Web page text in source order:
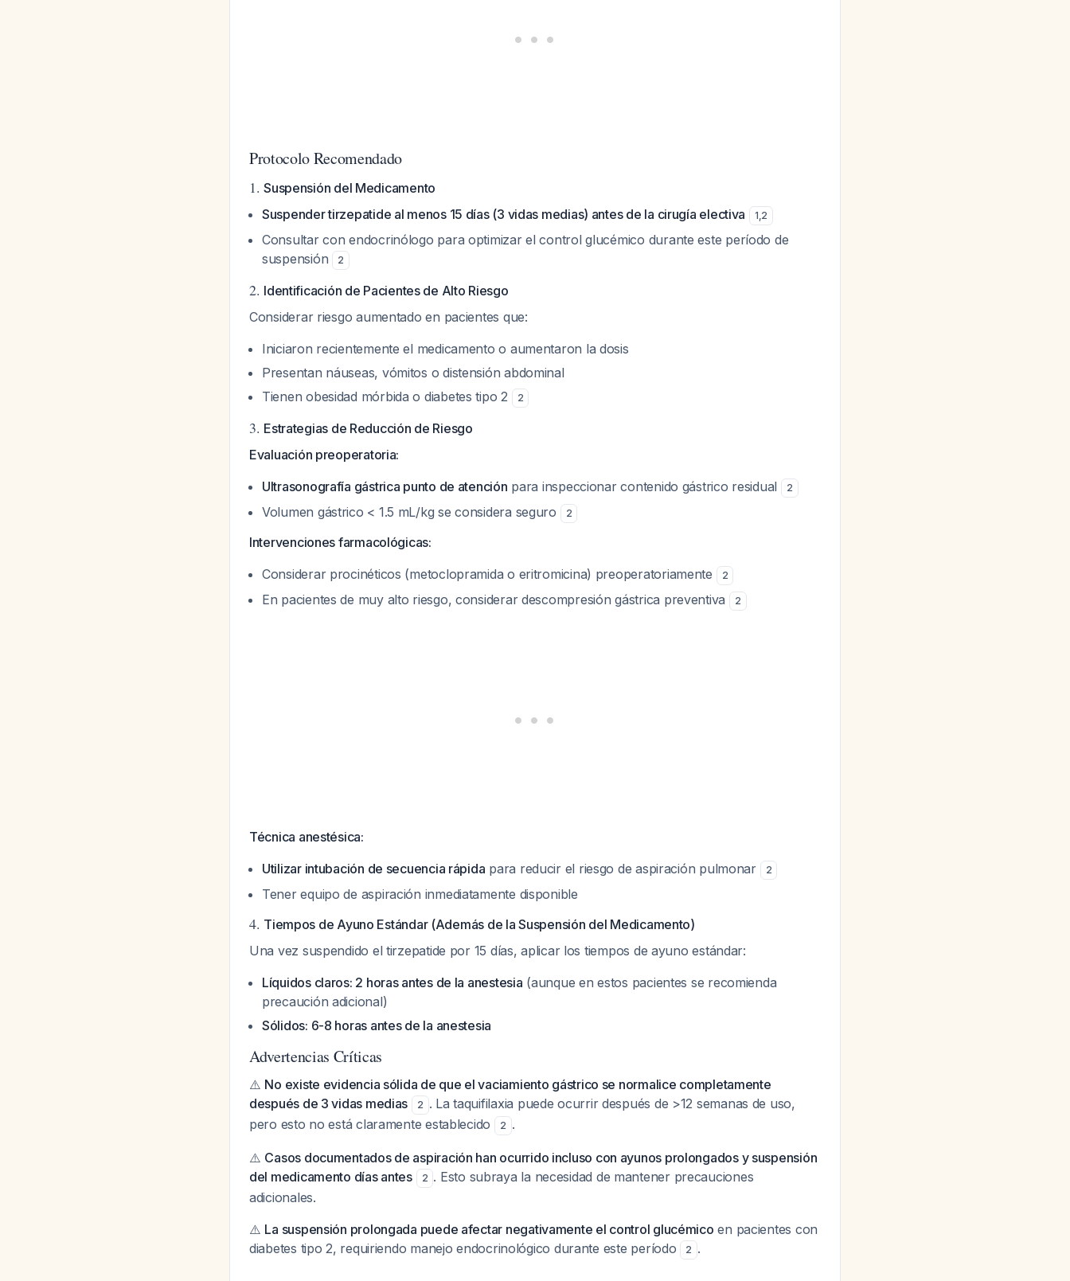
Protocolo Recomendado
1.Suspensión del Medicamento
Suspender tirzepatide al menos 15 días (3 vidas medias) antes de la cirugía electiva
1,2
Consultar con endocrinólogo para optimizar el control glucémico durante este período de
suspensión
2
2. Identificación de Pacientes de Alto Riesgo
Considerar riesgo aumentado en pacientes que:
Iniciaron recientemente el medicamento o aumentaron la dosis
Presentan náuseas, vómitos o distensión abdominal
Tienen obesidad mórbida o diabetes tipo 2
2
3. Estrategias de Reducción de Riesgo
Evaluación preoperatoria:
Ultrasonografía gástrica punto de atención para inspeccionar contenido gástrico residual 2
Volumen gástrico < 1.5 mL/kg se considera seguro 2
Intervenciones farmacológicas:
Considerar procinéticos (metoclopramida o eritromicina) preoperatoriamente
2
En pacientes de muy alto riesgo, considerar descompresión gástrica preventiva 2
Técnica anestésica:
Utilizar intubación de secuencia rápida para reducir el riesgo de aspiración pulmonar 2
Tener equipo de aspiración inmediatamente disponible
4. Tiempos de Ayuno Estándar (Además de la Suspensión del Medicamento)
Una vez suspendido el tirzepatide por 15 días, aplicar los tiempos de ayuno estándar:
Líquidos claros: 2 horas antes de la anestesia (aunque en estos pacientes se recomienda
precaución adicional)
Sólidos: 6-8 horas antes de la anestesia
Advertencias Críticas
⚠️ No existe evidencia sólida de que el vaciamiento gástrico se normalice completamente
después de 3 vidas medias
2 . La taquifilaxia puede ocurrir después de >12 semanas de uso,
pero esto no está claramente establecido
2 .
⚠️ Casos documentados de aspiración han ocurrido incluso con ayunos prolongados y suspensión
del medicamento días antes
2 . Esto subraya la necesidad de mantener precauciones
adicionales.
⚠️ La suspensión prolongada puede afectar negativamente el control glucémico en pacientes con
diabetes tipo 2, requiriendo manejo endocrinológico durante este período
2 .